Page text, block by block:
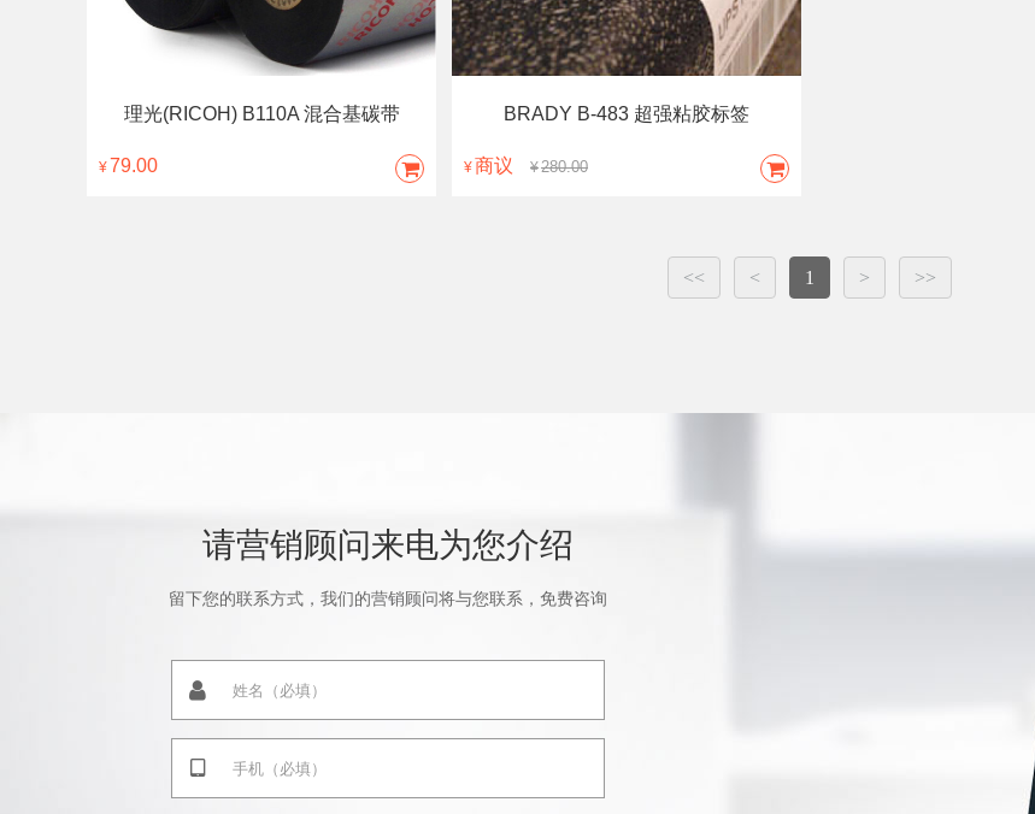
理光(RICOH) B110A 混合基碳带
¥79.00
BRADY B-483 超强粘胶标签
¥商议 ¥280.00
<< < 1 > >>
请营销顾问来电为您介绍
留下您的联系方式，我们的营销顾问将与您联系，免费咨询